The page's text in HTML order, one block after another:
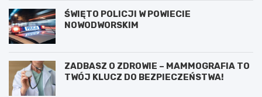
ŚWIĘTO POLICJI W POWIECIE
NOWODWORSKIM
ZADBASZ O ZDROWIE – MAMMOGRAFIA TO
TWÓJ KLUCZ DO BEZPIECZEŃSTWA!